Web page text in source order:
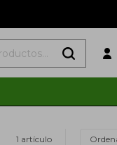
1 artículo